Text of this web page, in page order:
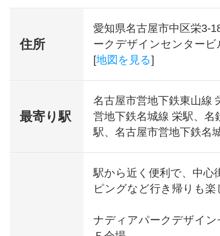
スクールからのコメント
とても小さなお子さんが３人もい
えず、いつもステキでおしゃれに
向きな印象でした♪
どんどんサロン事業を、大きくさ
つも関心しています。ますますの
ースを受講しました。。
住所
愛知県名古屋市中区栄3-
ークデザインセンタービ
[地図を見る]
最寄り駅
名古屋市営地下鉄東山線
営地下鉄名城線 栄駅、名
駅、名古屋市営地下鉄名
駅から近く便利で、中心
ピングなど行き帰りも楽
ナディアパークデザイ